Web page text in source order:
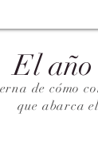
El año
de cómo
que abarca